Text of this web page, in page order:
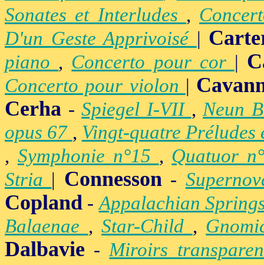
Sonates et Interludes ,
D'un Geste Apprivoisé |
piano , Concerto pour cor |
Concerto pour violon |
Cerha -Spiegel I-VII ,Neun
opus 67 , Vingt-quatre Préludes
, Symphonie n°15 , Quatuor
Stria | Connesson-
Copland -Appalachian
Balaenae ,Star-Child ,
Dalbavie -Miroirs